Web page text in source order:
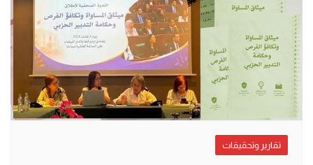
تقارير وتحقيقات